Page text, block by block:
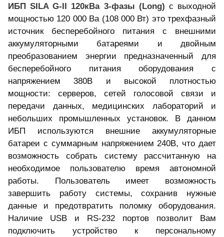
ИБП SILA G-II 120кВа 3-фазы (Long) с выходной
мощностью 120 000 Ва (108 000 Вт) это трехфазный
источник бесперебойного питания с внешними
аккумуляторными батареями и двойным
преобразованием энергии предназначенный для
бесперебойного питания оборудования с
напряжением 380В и высокой плотностью
мощности: серверов, сетей голосовой связи и
передачи данных, медицинских лабораторий и
небольших промышленных установок. В данном
ИБП используются внешние аккумуляторные
батареи с суммарным напряжением 240В, что дает
возможность собрать систему рассчитанную на
необходимое пользователю время автономной
работы. Пользователь имеет возможность
завершить работу системы, сохранив нужные
данные и предотвратить поломку оборудования.
Наличие USB и RS-232 портов позволит Вам
подключить устройство к персональному